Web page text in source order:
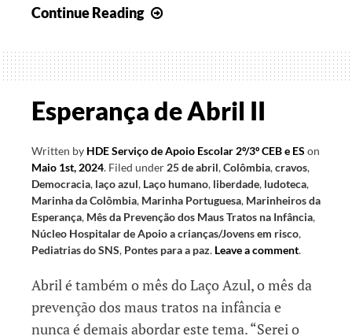
Continue Reading
comanda
a
Esperança de Abril II
Written by HDE Serviço de Apoio Escolar 2º/3º CEB e ES on
Maio 1st, 2024. Filed under 25 de abril,Colômbia,cravos,
Democracia, laço azul, Laço humano, liberdade, ludoteca,
Marinha da Colômbia, Marinha Portuguesa, Marinheiros da
Esperança, Mês da Prevenção dos Maus Tratos na Infância,
Núcleo Hospitalar de Apoio a crianças/Jovens em risco,
Pediatrias do SNS, Pontes para a paz. Leave a comment.
Abril é também o mês do Laço Azul, o mês da
prevenção dos maus tratos na infância e
nunca é demais abordar este tema. “Serei o